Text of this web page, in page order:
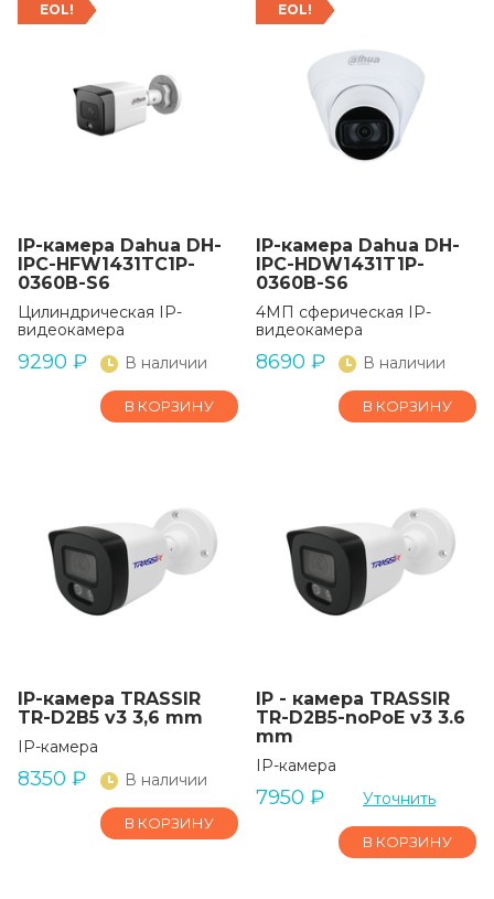
EOL!
IP-камера Dahua DH-
IPC-HFW1431TC1P-
0360B-S6
Цилиндрическая IP-
видеокамера
9290 ₽ В наличии
В КОРЗИНУ
EOL!
IP-камера Dahua DH-
IPC-HDW1431T1P-
0360B-S6
4МП сферическая IP-
видеокамера
8690 ₽ В наличии
В КОРЗИНУ
IP-камера TRASSIR
TR-D2B5 v3 3,6 mm
IP-камера
8350 ₽ В наличии
В КОРЗИНУ
IP - камера TRASSIR
TR-D2B5-noPoE v3 3.6
mm
IP-камера
7950 ₽ Уточнить
В КОРЗИНУ